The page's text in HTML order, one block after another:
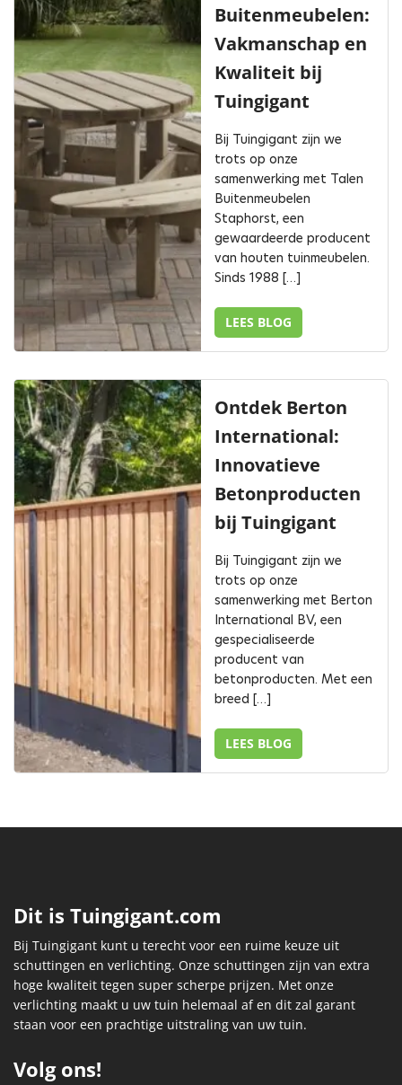
Buitenmeubelen:
Vakmanschap en
Kwaliteit bij
Tuingigant
Bij Tuingigant zijn we
trots op onze
samenwerking met Talen
Buitenmeubelen
Staphorst, een
gewaardeerde producent
van houten tuinmeubelen.
Sinds 1988 […]
LEES BLOG
Ontdek Berton
International:
Innovatieve
Betonproducten
bij Tuingigant
Bij Tuingigant zijn we
trots op onze
samenwerking met Berton
International BV, een
gespecialiseerde
producent van
betonproducten. Met een
breed […]
LEES BLOG
Dit is Tuingigant.com
Bij Tuingigant kunt u terecht voor een ruime keuze uit
schuttingen en verlichting. Onze schuttingen zijn van extra
hoge kwaliteit tegen super scherpe prijzen. Met onze
verlichting maakt u uw tuin helemaal af en dit zal garant
staan voor een prachtige uitstraling van uw tuin.
Volg ons!